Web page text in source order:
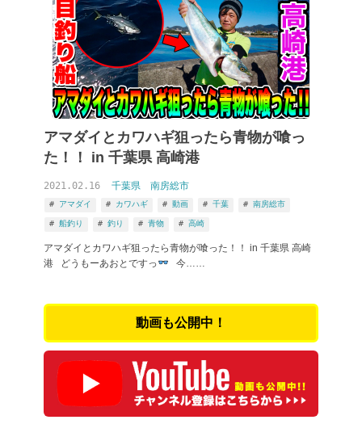
アマダイとカワハギ狙ったら青物が喰っ
た！！ in 千葉県 高崎港
2021.02.16 千葉県 南房総市
アマダイ カワハギ 動画 千葉 南房総市
船釣り 釣り 青物 高崎
アマダイとカワハギ狙ったら青物が喰った！！ in 千葉県 高崎
港 どうもーあおとですっ
今……
動画も公開中！